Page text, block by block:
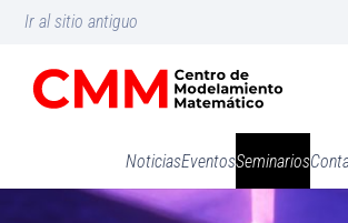
Ir al sitio antiguo
NoticiasEventosSeminarios